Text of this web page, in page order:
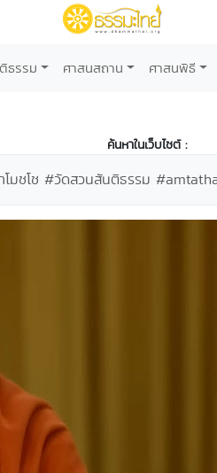
ธรรม ศาสนสถาน ศาสนพิธี
ค้นหาในเว็บไซต์ :
โมชโช #วัดสวนสันติธรรม